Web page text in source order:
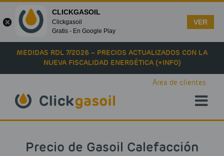
Skip to main content
MEDIDAS RDL 7/2026 – PRECIOS ACTUALIZADOS CON LA
NUEVA FISCALIDAD ENERGÉTICA (+INFO)
Área de clientes
Precio de Gasoil Calefacción
CLICKGASOIL
Clickgasoil
Gratis - En Google Play
VER